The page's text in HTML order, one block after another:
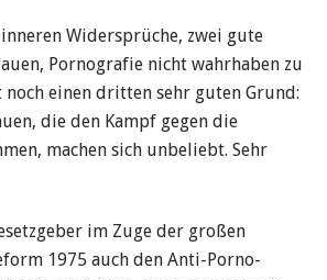
Widersprüche, zwei gute
Pornografie nicht wahrhaben zu
einen dritten sehr guten Grund:
die den Kampf gegen die
machen sich unbeliebt. Sehr
im Zuge der großen
1975 auch den Anti-Porno-